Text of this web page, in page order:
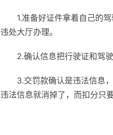
1.准备好证件拿着自己的
违处大厅办理。
2.确认信息把行驶证和驾
3.交罚款确认是违法信息
违法信息就消掉了，而扣分只